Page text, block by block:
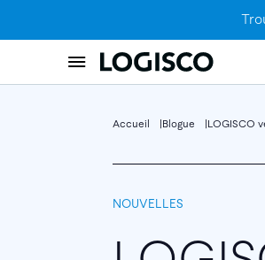
Accueil Blogue LOGISCO
NOUVELLES